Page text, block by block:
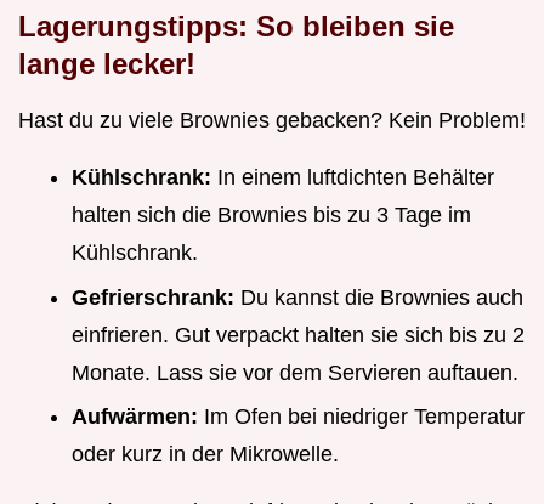
Lagerungstipps: So bleiben sie
lange lecker!
Hast du zu viele Brownies gebacken? Kein Problem!
Kühlschrank: In einem luftdichten Behälter
halten sich die Brownies bis zu 3 Tage im
Kühlschrank.
Gefrierschrank: Du kannst die Brownies auch
einfrieren. Gut verpackt halten sie sich bis zu 2
Monate. Lass sie vor dem Servieren auftauen.
Aufwärmen: Im Ofen bei niedriger Temperatur
oder kurz in der Mikrowelle.